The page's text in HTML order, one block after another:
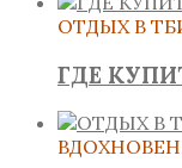
ОТДЫХ В
ГДЕ